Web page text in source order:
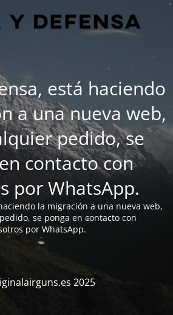
está haciendo
a una nueva web,
pedido, se
contacto con
por WhatsApp.
la migración a una nueva web,
se ponga en contacto con
por WhatsApp.
2025